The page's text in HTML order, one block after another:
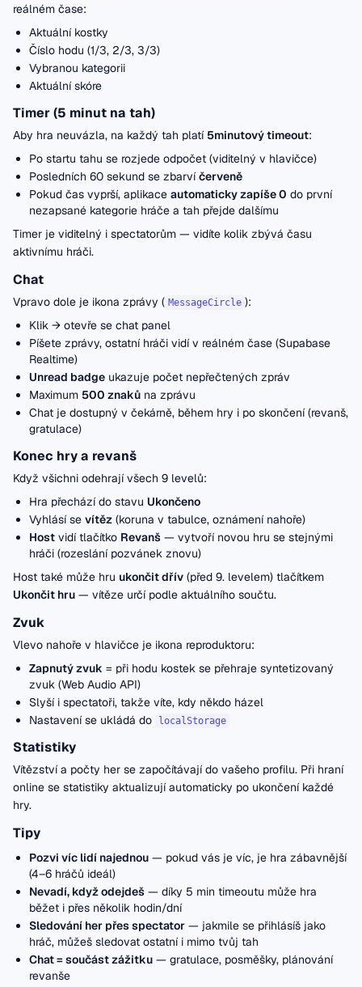
reálném čase:
Aktuální kostky
Číslo hodu (1/3, 2/3, 3/3)
Vybranou kategorii
Aktuální skóre
Timer (5 minut na tah)
Aby hra neuvázla, na každý tah platí 5minutový timeout:
Po startu tahu se rozjede odpočet (viditelný v hlavičce)
Posledních 60 sekund se zbarví červeně
Pokud čas vyprší, aplikace automaticky zapíše 0 do první
nezapsané kategorie hráče a tah přejde dalšímu
Timer je viditelný i spectatorům — vidíte kolik zbývá času
aktivnímu hráči.
Chat
Vpravo dole je ikona zprávy ( MessageCircle ):
Klik → otevře se chat panel
Píšete zprávy, ostatní hráči vidí v reálném čase (Supabase
Realtime)
Unread badge ukazuje počet nepřečtených zpráv
Maximum 500 znaků na zprávu
Chat je dostupný v čekárně, během hry i po skončení (revanš,
gratulace)
Konec hry a revanš
Když všichni odehrají všech 9 levelů:
Hra přechází do stavu Ukončeno
Vyhlásí se vítěz (koruna v tabulce, oznámení nahoře)
Host vidí tlačítko Revanš — vytvoří novou hru se stejnými
hráči (rozeslání pozvánek znovu)
Host také může hru ukončit dřív (před 9. levelem) tlačítkem
Ukončit hru — vítěze určí podle aktuálního součtu.
Zvuk
Vlevo nahoře v hlavičce je ikona reproduktoru:
Zapnutý zvuk = při hodu kostek se přehraje syntetizovaný
zvuk (Web Audio API)
Slyší i spectatoři, takže víte, kdy někdo házel
Nastavení se ukládá do
localStorage
Statistiky
Vítězství a počty her se započítávají do vašeho profilu. Při hraní
online se statistiky aktualizují automaticky po ukončení každé
hry.
Tipy
Pozvi víc lidí najednou — pokud vás je víc, je hra zábavnější
(4–6 hráčů ideál)
Nevadí, když odejdeš — díky 5 min timeoutu může hra
běžet i přes několik hodin/dní
Sledování her přes spectator — jakmile se přihlásíš jako
hráč, můžeš sledovat ostatní i mimo tvůj tah
Chat = součást zážitku — gratulace, posměšky, plánování
revanše